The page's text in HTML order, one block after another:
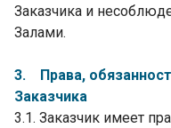
Заказчика и
Залами.
3. Права,
Заказчика
3.1. Заказчик имеет